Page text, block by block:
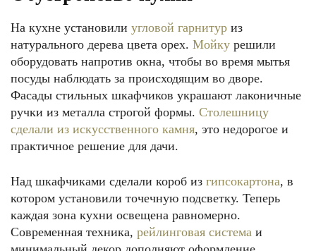
На кухне установили угловой гарнитур из
натурального дерева цвета орех. Мойку решили
оборудовать напротив окна, чтобы во время мытья
посуды наблюдать за происходящим во дворе.
Фасады стильных шкафчиков украшают лаконичные
ручки из металла строгой формы. Столешницу
сделали из искусственного камня, это недорогое и
практичное решение для дачи.
Над шкафчиками сделали короб из гипсокартона, в
котором установили точечную подсветку. Теперь
каждая зона кухни освещена равномерно.
Современная техника, рейлинговая система и